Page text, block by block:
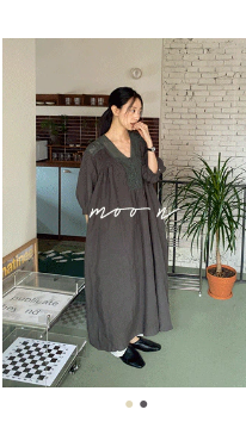
● ●